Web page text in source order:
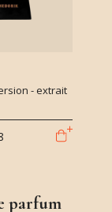
- extrait
parfum